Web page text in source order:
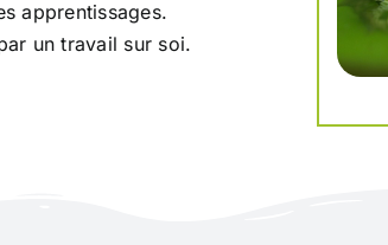
apprentissages.
un travail sur soi.